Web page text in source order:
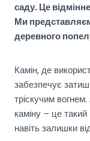
саду. Це
Ми
деревного
Камін, де
забезпечує
тріскучим
каміну – це
навіть залишки